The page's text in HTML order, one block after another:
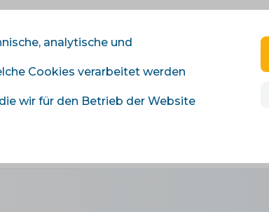
analytische und
Cookies verarbeitet werden
wir für den Betrieb der Website